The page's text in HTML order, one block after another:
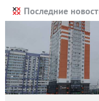
Последние